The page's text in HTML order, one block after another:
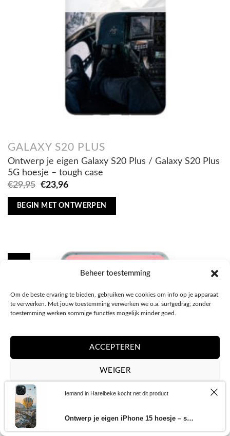
Beheer toestemming
Om de beste ervaring te bieden, gebruiken we cookies om info op je apparaat
te verwerken. Met jouw toestemming verwerken we o.a. surfgedrag; zonder
toestemming werken sommige functies mogelijk minder goed.
ACCEPTEREN
WEIGER
BEKIJK VOORKEUREN
CookiebeleidPrivacy Policy
GALAXY S20 PLUS
Ontwerp je eigen Galaxy S20 Plus / Galaxy S20 Plus
5G hoesje – tough case
€29,95
Oorspronkelijke
was:
€23,96Huidige
is:
BEGIN MET ONTWERPEN
UITVERKOCHT
Iemand in Harelbeke kocht net dit product
Ontwerp je eigen iPhone 15 hoesje – soft transparant